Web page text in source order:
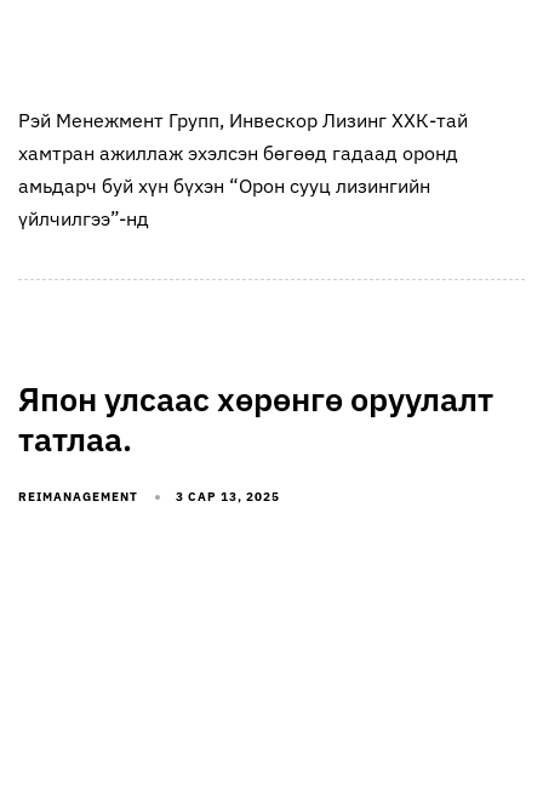
Рэй Менежмент Групп, Инвескор Лизинг ХХК-тай
хамтран ажиллаж эхэлсэн бөгөөд гадаад оронд
амьдарч буй хүн бүхэн “Орон сууц лизингийн
үйлчилгээ”-нд
Япон улсаас хөрөнгө оруулалт
татлаа.
REIMANAGEMENT 3 САР 13, 2025